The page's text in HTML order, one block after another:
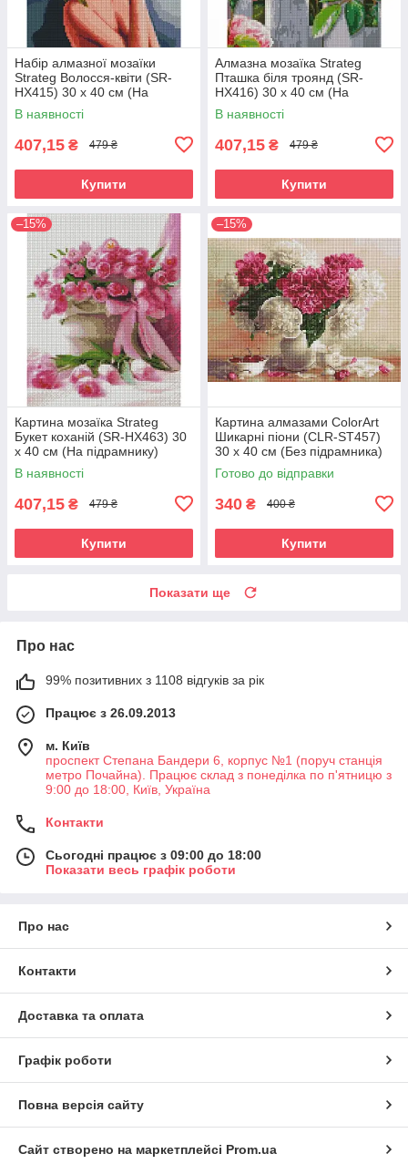
Набір алмазної мозаїки
Strateg Волосся-квіти (SR-
HX415) 30 х 40 см (На
підрамнику)
В наявності
407,15 ₴ 479 ₴
Купити
Алмазна мозаїка Strateg
Пташка біля троянд (SR-
HX416) 30 х 40 см (На
підрамнику)
В наявності
407,15 ₴ 479 ₴
Купити
–15%
Картина мозаїка Strateg
Букет коханій (SR-HX463) 30
х 40 см (На підрамнику)
В наявності
407,15 ₴ 479 ₴
Купити
–15%
Картина алмазами ColorArt
Шикарні піони (CLR-ST457)
30 х 40 см (Без підрамника)
Готово до відправки
340 ₴ 400 ₴
Купити
Показати ще
Про нас
99% позитивних з 1108 відгуків за рік
Працює з 26.09.2013
м. Київ
проспект Степана Бандери 6, корпус №1 (поруч станція
метро Почайна). Працює склад з понеділка по п'ятницю з
9:00 до 18:00, Київ, Україна
Контакти
Сьогодні працює з 09:00 до 18:00
Показати весь графік роботи
Про нас
Контакти
Доставка та оплата
Графік роботи
Повна версія сайту
Сайт створено на маркетплейсі Prom.ua